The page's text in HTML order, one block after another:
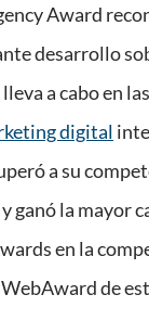
Award
desarrollo
a cabo en las
digital
a su
ganó la mayor
en la
de